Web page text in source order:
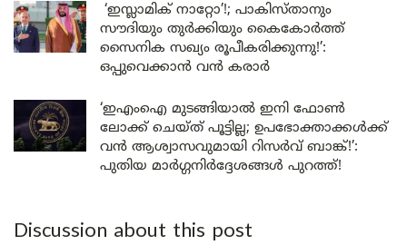
‘ഇസ്ലാമിക് നാറ്റോ’!; പാകിസ്താനും
സൗദിയും തുർക്കിയും കൈകോർത്ത്
സൈനിക സഖ്യം രൂപീകരിക്കുന്നു!’:
ഒപ്പുവെക്കാൻ വൻ കരാർ
‘ഇഎംഐ മുടങ്ങിയാൽ ഇനി ഫോൺ
ലോക്ക് ചെയ്ത് പൂട്ടില്ല; ഉപഭോക്താക്കൾക്ക്
വൻ ആശ്വാസവുമായി റിസർവ് ബാങ്ക്!’:
പുതിയ മാർഗ്ഗനിർദ്ദേശങ്ങൾ പുറത്ത്!
Discussion about this post